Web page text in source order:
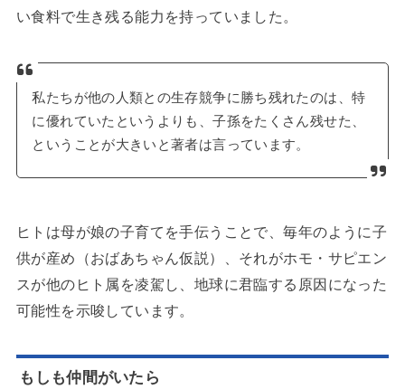
い食料で生き残る能力を持っていました。
私たちが他の人類との生存競争に勝ち残れたのは、特
に優れていたというよりも、子孫をたくさん残せた、
ということが大きいと著者は言っています。
ヒトは母が娘の子育てを手伝うことで、毎年のように子
供が産め（おばあちゃん仮説）、それがホモ・サピエン
スが他のヒト属を凌駕し、地球に君臨する原因になった
可能性を示唆しています。
もしも仲間がいたら